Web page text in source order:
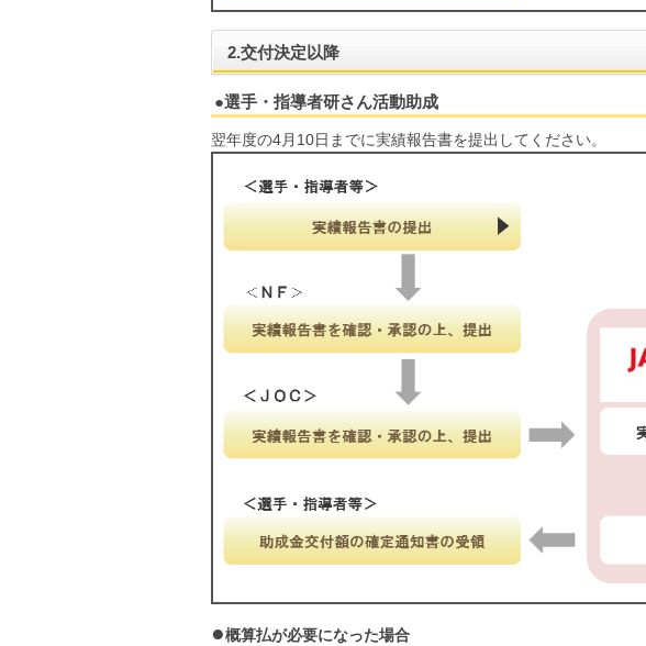
2.交付決定以降
●選手・指導者研さん活動助成
翌年度の4月10日までに実績報告書を提出してください。
概算払が必要になった場合